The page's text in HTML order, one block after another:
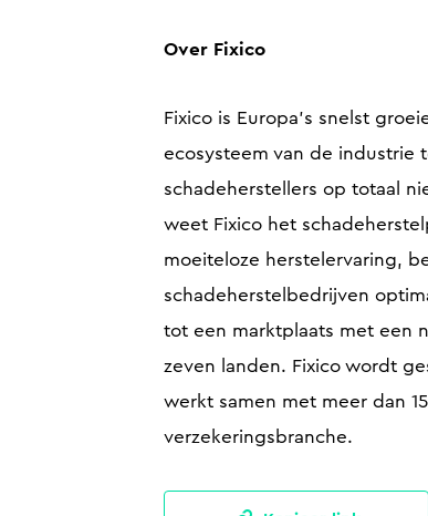
Over Fixico
Fixico is Europa’s snelst
ecosysteem van de industrie
schadeherstellers op totaal
weet Fixico het
moeiteloze herstelervaring,
schadeherstelbedrijven
tot een marktplaats met een
zeven landen. Fixico wordt
werkt samen met meer dan
verzekeringsbranche.